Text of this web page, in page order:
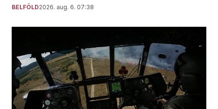
BELFÖLD2026. aug. 6. 07:38